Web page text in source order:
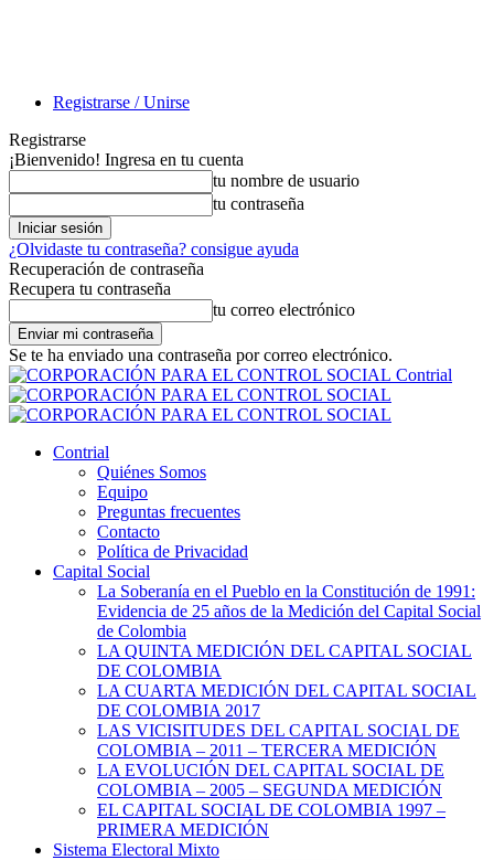
Registrarse / Unirse
Registrarse
¡Bienvenido! Ingresa en tu cuenta
tu nombre de usuario
tu contraseña
¿Olvidaste tu contraseña? consigue ayuda
Recuperación de contraseña
Recupera tu contraseña
tu correo electrónico
Se te ha enviado una contraseña por correo electrónico.
Contrial
Contrial
Quiénes Somos
Equipo
Preguntas frecuentes
Contacto
Política de Privacidad
Capital Social
La Soberanía en el Pueblo en la Constitución de 1991:
Evidencia de 25 años de la Medición del Capital Social
de Colombia
LA QUINTA MEDICIÓN DEL CAPITAL SOCIAL
DE COLOMBIA
LA CUARTA MEDICIÓN DEL CAPITAL SOCIAL
DE COLOMBIA 2017
LAS VICISITUDES DEL CAPITAL SOCIAL DE
COLOMBIA – 2011 – TERCERA MEDICIÓN
LA EVOLUCIÓN DEL CAPITAL SOCIAL DE
COLOMBIA – 2005 – SEGUNDA MEDICIÓN
EL CAPITAL SOCIAL DE COLOMBIA 1997 –
PRIMERA MEDICIÓN
Sistema Electoral Mixto